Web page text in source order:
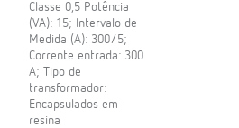
Classe 0,5 Potência
(VA): 15; Intervalo de
Medida (A): 300/5;
Corrente entrada: 300
A; Tipo de
transformador:
Encapsulados em
resina